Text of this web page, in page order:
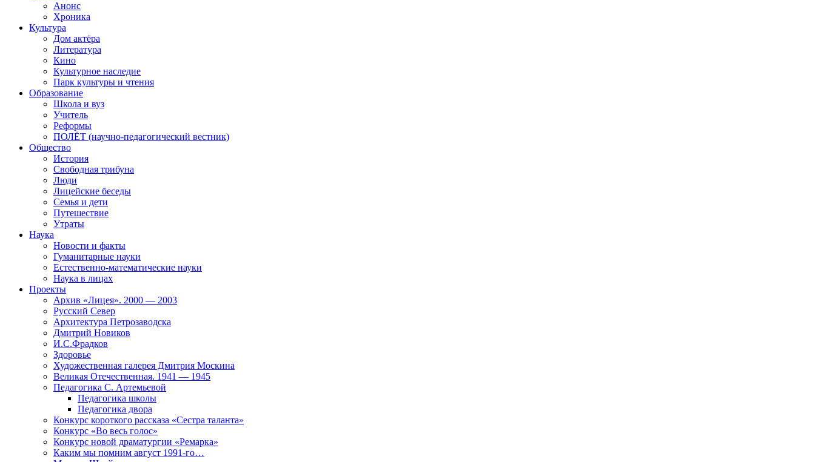
Анонс
Хроника
Культура
Дом актёра
Литература
Кино
Культурное наследие
Парк культуры и чтения
Образование
Школа и вуз
Учитель
Реформы
ПОЛЁТ (научно-педагогический вестник)
Общество
История
Свободная трибуна
Люди
Лицейские беседы
Семья и дети
Путешествие
Утраты
Наука
Новости и факты
Гуманитарные науки
Естественно-математические науки
Наука в лицах
Проекты
Архив «Лицея». 2000 — 2003
Русский Север
Архитектура Петрозаводска
Дмитрий Новиков
И.С.Фрадков
Здоровье
Художественная галерея Дмитрия Москина
Великая Отечественная. 1941 — 1945
Педагогика С. Артемьевой
Педагогика школы
Педагогика двора
Конкурс короткого рассказа «Сестра таланта»
Конкурс «Во весь голос»
Конкурс новой драматургии «Ремарка»
Каким мы помним август 1991-го…